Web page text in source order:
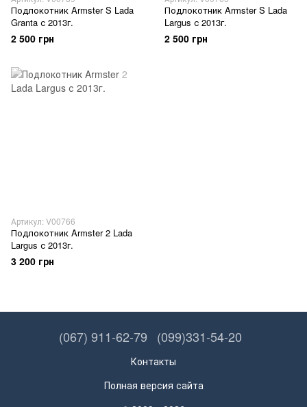
Подлокотник Armster S Lada
Granta с 2013г.
2 500 грн
Подлокотник Armster S Lada
Largus с 2013г.
2 500 грн
Артикул: V00766
Подлокотник Armster 2 Lada
Largus с 2013г.
3 200 грн
(067) 911-62-79 (099)331-54-20
Контакты
Полная версия сайта